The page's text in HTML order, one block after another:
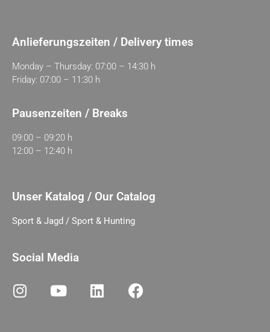
Anlieferungszeiten / Delivery times
Monday – Thursday: 07:00 – 14:30 h
Friday: 07:00 – 11:30 h
Pausenzeiten / Breaks
09:00 – 09:20 h
12:00 – 12:40 h
Unser Katalog / Our Catalog
Sport & Jagd / Sport & Hunting
Social Media